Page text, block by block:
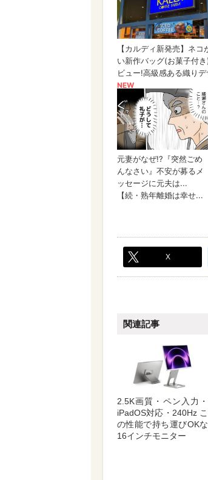
X
関連記事
2.5K画質・ペン入力・
iPadOS対応・240Hz こ
の性能で持ち運びOKな
16インチモニター